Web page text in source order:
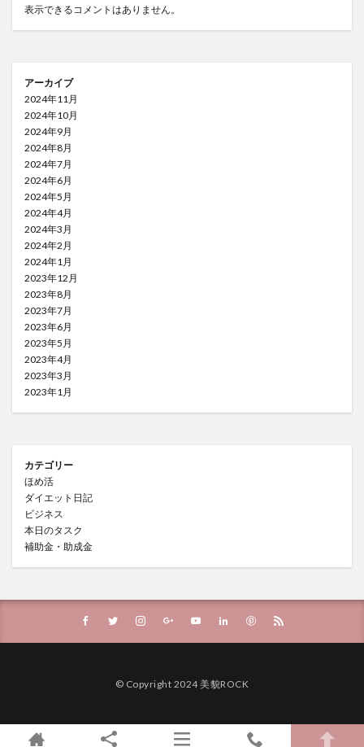
表示できるコメントはありません。
アーカイブ
2024年11月
2024年10月
2024年9月
2024年8月
2024年7月
2024年6月
2024年5月
2024年4月
2024年3月
2024年2月
2024年1月
2023年12月
2023年8月
2023年7月
2023年6月
2023年5月
2023年4月
2023年3月
2023年1月
カテゴリー
ほめ活
ダイエット日記
ビジネス
本日のタスク
補助金・助成金
© Copyright 2024 美貌ROCK